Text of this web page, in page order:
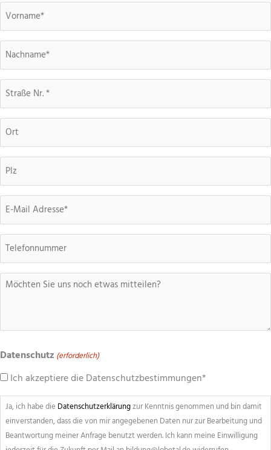
Vorname
(erforderlich)
Nachname
(erforderlich)
Straße
Ort
Postleitzahl
E-
Mail
(erforderlich)
Telefon
Mitteilung
Datenschutz (erforderlich)
Ich akzeptiere die Datenschutzbestimmungen*
Ja, ich habe die Datenschutzerklärungzur Kenntnis genommen und bin damit
einverstanden, dass die von mir angegebenen Daten nur zur Bearbeitung und
Beantwortung meiner Anfrage benutzt werden. Ich kann meine Einwilligung